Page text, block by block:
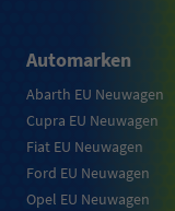
Automarken
Abarth EU Neuwagen
Cupra EU Neuwagen
Fiat EU Neuwagen
Ford EU Neuwagen
Opel EU Neuwagen